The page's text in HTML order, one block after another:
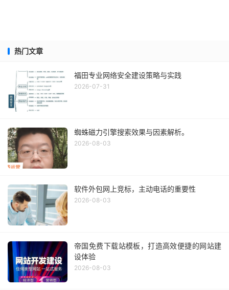
热门文章
福田专业网络安全建设策略与实践
2026-07-31
蜘蛛磁力引擎搜索效果与因素解析。
2026-08-03
软件外包网上竞标，主动电话的重要性
2026-08-03
帝国免费下载站模板，打造高效便捷的网站建
设体验
2026-08-03